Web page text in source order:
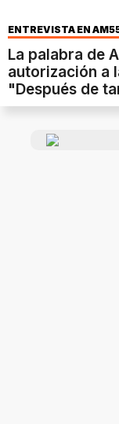
ENTREVISTA EN
La palabra de
autorización a
"Después de